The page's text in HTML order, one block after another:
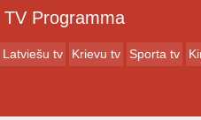
TV Programma
Latviešu tv Krievu tv Sporta tv